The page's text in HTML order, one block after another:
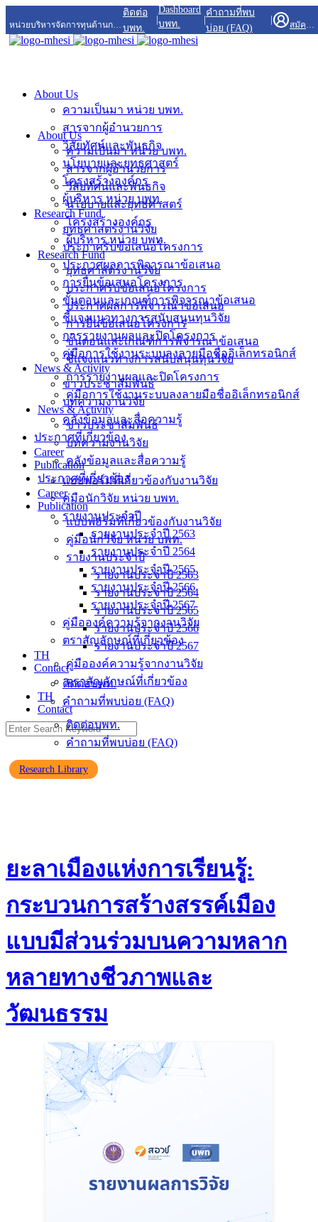
to
content
ติดต่อ
บพท.
|
Dashboard
บพท.
|
คำถามที่พบ
บ่อย (FAQ)
About Us
ความเป็นมา หน่วย บพท.
สารจากผู้อำนวยการ
วิสัยทัศน์และพันธกิจ
นโยบายและยุทธศาสตร์
โครงสร้างองค์กร
ผู้บริหาร หน่วย บพท.
Research Fund
ยุทธศาสตร์งานวิจัย
ประกาศรับข้อเสนอโครงการ
ประกาศผลการพิจารณาข้อเสนอ
การยื่นข้อเสนอโครงการ
ขั้นตอนและเกณฑ์การพิจารณาข้อเสนอ
ชี้แจงแนวทางการสนับสนุนทุนวิจัย
การรายงานผลและปิดโครงการ
คู่มือการใช้งานระบบลงลายมือชื่ออิเล็กทรอนิกส์
News & Activity
ข่าวประชาสัมพันธ์
บทความงานวิจัย
คลังข้อมูลและสื่อความรู้
ประกาศที่เกี่ยวข้อง
Career
Publication
แบบฟอร์มที่เกี่ยวข้องกับงานวิจัย
คู่มือนักวิจัย หน่วย บพท.
รายงานประจำปี
รายงานประจำปี 2563
รายงานประจำปี 2564
รายงานประจำปี 2565
รายงานประจำปี 2566
รายงานประจำปี 2567
คู่มือองค์ความรู้จากงานวิจัย
ตราสัญลักษณ์ที่เกี่ยวข้อง
TH
Contact
ติดต่อบพท.
คำถามที่พบบ่อย (FAQ)
Research Library
About Us
ความเป็นมา หน่วย บพท.
สารจากผู้อำนวยการ
วิสัยทัศน์และพันธกิจ
นโยบายและยุทธศาสตร์
โครงสร้างองค์กร
ผู้บริหาร หน่วย บพท.
Research Fund
ยุทธศาสตร์งานวิจัย
ประกาศรับข้อเสนอโครงการ
ประกาศผลการพิจารณาข้อเสนอ
การยื่นข้อเสนอโครงการ
ขั้นตอนและเกณฑ์การพิจารณาข้อเสนอ
ชี้แจงแนวทางการสนับสนุนทุนวิจัย
การรายงานผลและปิดโครงการ
คู่มือการใช้งานระบบลงลายมือชื่ออิเล็กทรอนิกส์
News & Activity
ข่าวประชาสัมพันธ์
บทความงานวิจัย
คลังข้อมูลและสื่อความรู้
ประกาศที่เกี่ยวข้อง
Career
Publication
แบบฟอร์มที่เกี่ยวข้องกับงานวิจัย
คู่มือนักวิจัย หน่วย บพท.
รายงานประจำปี
รายงานประจำปี 2563
รายงานประจำปี 2564
รายงานประจำปี 2565
รายงานประจำปี 2566
รายงานประจำปี 2567
คู่มือองค์ความรู้จากงานวิจัย
ตราสัญลักษณ์ที่เกี่ยวข้อง
TH
Contact
ติดต่อบพท.
คำถามที่พบบ่อย (FAQ)
Search
for:
ยะลาเมืองแห่งการเรียนรู้:
กระบวนการสร้างสรรค์เมือง
แบบมีส่วนร่วมบนความหลาก
หลายทางชีวภาพและ
วัฒนธรรม